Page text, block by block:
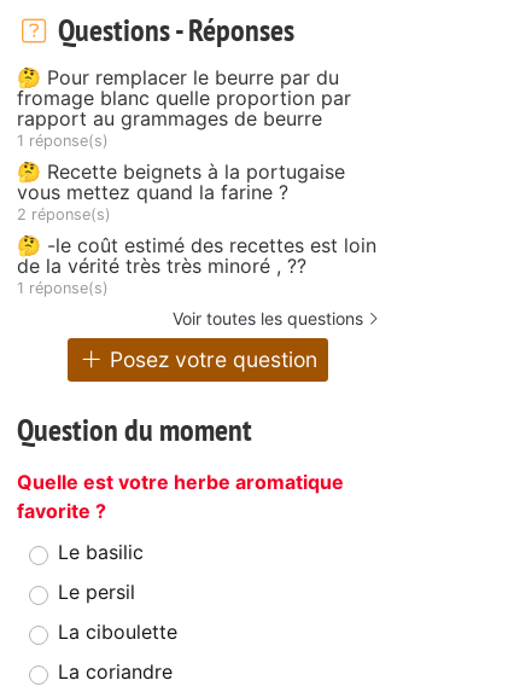
Questions - Réponses
🤔 Pour remplacer le beurre par du
fromage blanc quelle proportion par
rapport au grammages de beurre
1 réponse(s)
🤔 Recette beignets à la portugaise
vous mettez quand la farine ?
2 réponse(s)
🤔 -le coût estimé des recettes est loin
de la vérité très très minoré , ??
1 réponse(s)
Voir toutes les questions
Posez votre question
Question du moment
Quelle est votre herbe aromatique
favorite ?
Le basilic
Le persil
La ciboulette
La coriandre